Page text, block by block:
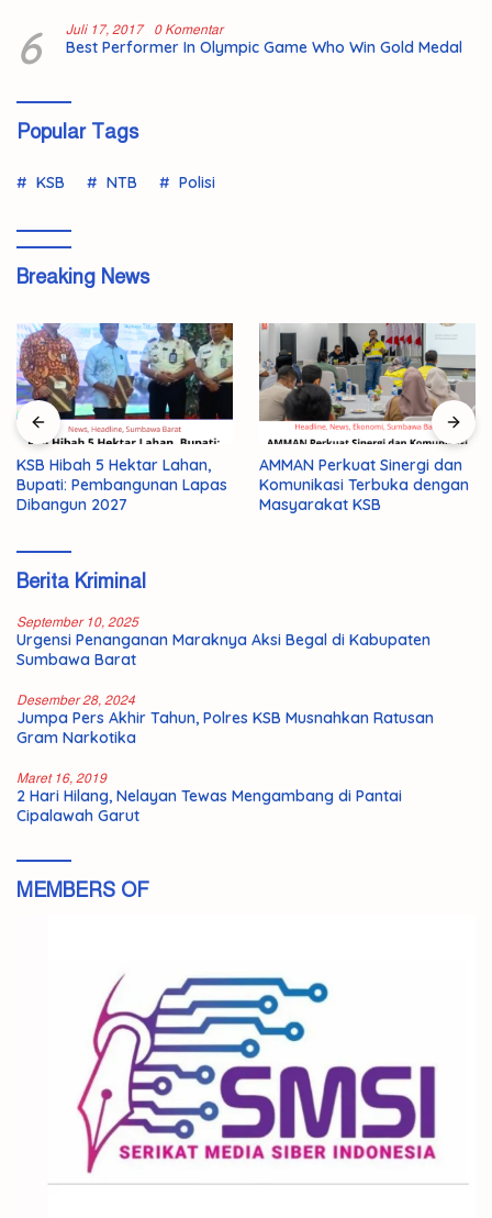
6 Juli 17, 2017 0 Komentar
Best Performer In Olympic Game Who Win Gold Medal
Popular Tags
KSB NTB Polisi
Breaking News
KSB Hibah 5 Hektar Lahan,
Bupati: Pembangunan Lapas
Dibangun 2027
AMMAN Perkuat Sinergi dan
Komunikasi Terbuka dengan
Masyarakat KSB
Berita Kriminal
September 10, 2025
Urgensi Penanganan Maraknya Aksi Begal di Kabupaten
Sumbawa Barat
Desember 28, 2024
Jumpa Pers Akhir Tahun, Polres KSB Musnahkan Ratusan
Gram Narkotika
Maret 16, 2019
2 Hari Hilang, Nelayan Tewas Mengambang di Pantai
Cipalawah Garut
MEMBERS OF